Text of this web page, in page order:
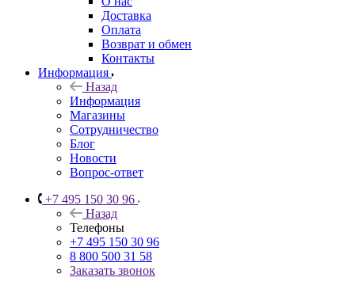
Доставка
Оплата
Возврат и обмен
Контакты
Информация
Назад
Информация
Магазины
Сотрудничество
Блог
Новости
Вопрос-ответ
+7 495 150 30 96
Назад
Телефоны
+7 495 150 30 96
8 800 500 31 58
Заказать звонок